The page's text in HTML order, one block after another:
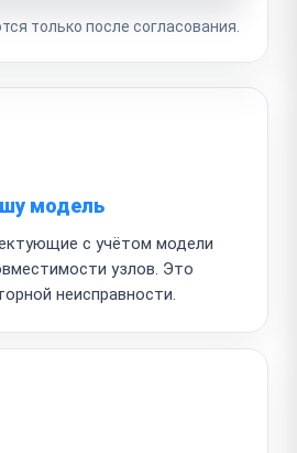
только после согласования.
модель
с учётом модели
узлов. Это
неисправности.